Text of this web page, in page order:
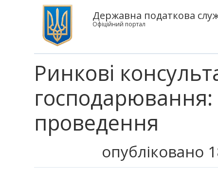
Державна податкова
Офіційний портал
Ринкові
проведення
опубліковано